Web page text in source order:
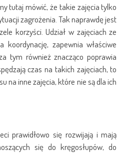
tutaj mówić, że takie zajęcia tylko
zagrożenia. Tak naprawdę jest
korzyści. Udział w zajęciach ze
zapewnia właściwe
tym również znacząco poprawia
czas na takich zajęciach, to
na inne zajęcia, które nie są dla ich
prawidłowo się rozwijają i mają
się do kręgosłupów, do